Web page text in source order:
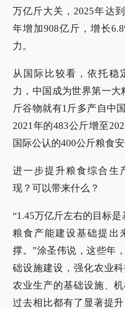
万亿斤大关，2025年达
年增加908亿斤，增长
力。
从国际比较看，依托稳
力，中国成为世界第一大
斤谷物就有1斤多产自中
2021年的483公斤增至
国际公认的400公斤粮食安
进一步提升粮食综合生
现？可以带来什么？
“1.45万亿斤左右的目标是
粮食产能建设基础提出
撑。”涂圣伟说，这些年
础设施建设，强化农业
农业生产的基础设施、
过去相比都有了显著提